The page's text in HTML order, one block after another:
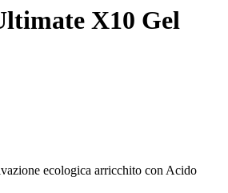
X10 Gel
ecologica arricchito con Acido